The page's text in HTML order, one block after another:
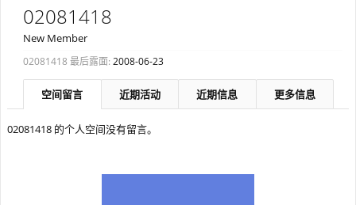
02081418
New Member
02081418 最后露面: 2008-06-23
空间留言 近期活动 近期信息 更多信息
02081418 的个人空间没有留言。